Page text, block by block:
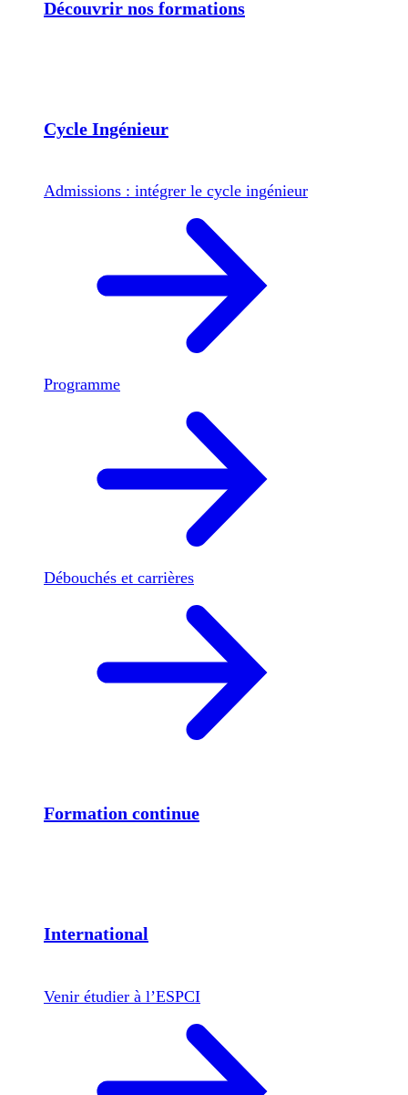
Découvrir nos formations
Cycle Ingénieur
Admissions : intégrer le cycle ingénieur
Programme
Débouchés et carrières
Formation continue
International
Venir étudier à l’ESPCI